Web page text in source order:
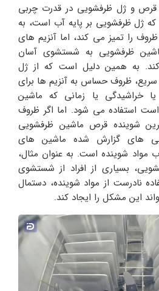
قرص و ژل ظرفشویی در قدرت چربی
که ژل ظرفشویی بر پایه آب است، به
را تمیز می کند، اما آنزیم های
ظرفشویی به شستشوی آسان
به همین دلیل است که از ژل
ظروف حساس به آنزیم ها برای
خراشیدگی یا زمانی که ماشین
استفاده می شود. اما اگر ظروف
شوینده قرص ماشین ظرفشویی
های گزارش شده ماشین های
مواد شوینده است. به عنوان مثال،
بسیاری از افراد از شستشوی
نادرست از مواد شوینده، دستمال
این مشکل را ایجاد کند.